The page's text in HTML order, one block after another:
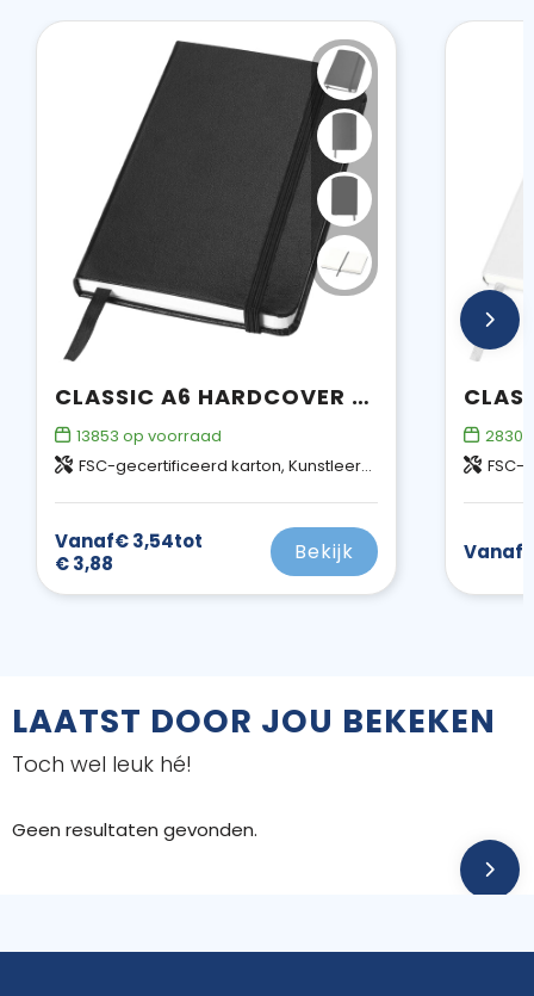
CLASSIC A6 HARDCOVER NOTITIEBOEK
13853 op voorraad
FSC-gecertificeerd karton, Kunstleerpapier
Vanaf€ 3,54tot
€ 3,88
Bekijk
FSC-
Vanaf
LAATST DOOR JOU BEKEKEN
Toch wel leuk hé!
Geen resultaten gevonden.